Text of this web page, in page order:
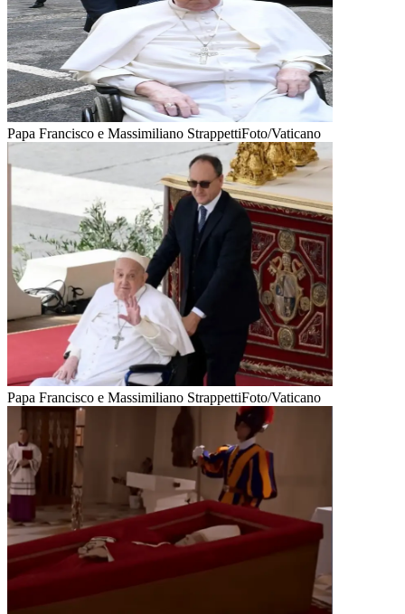
Papa Francisco e Massimiliano StrappettiFoto/Vaticano
Papa Francisco e Massimiliano StrappettiFoto/Vaticano